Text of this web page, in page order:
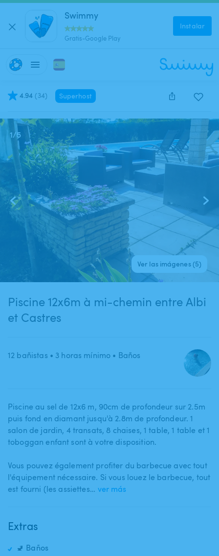
Swimmy
Gratis-Google Play
Instalar
4.94 (34) Superhost
Este anuncio está cerrado y no se puede reservar.
1/5
Ver las imágenes (5)
Piscine 12x6m à mi-chemin entre Albi
et Castres
12 bañistas • 3 horas mínimo • Baños
Piscine au sel de 12x6 m​,​ 90cm de profondeur sur 2.5m
puis fond en diamant jusqu'à 2.8m de profondeur. 1
salon de jardin​,​ 4 transats​,​ 8 chaises​,​ 1 table​,​ 1 table et 1
toboggan enfant sont à votre disposition.
Vous pouvez également profiter du barbecue avec tout
l'équipement nécessaire. Si vous louez le barbecue​,​ tout
est fourni (les assiettes​… ver más
Extras
🚽 Baños